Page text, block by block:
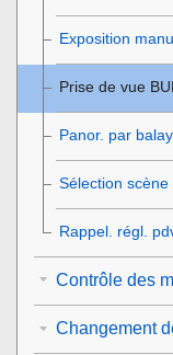
Exposition
Prise de vue
Panor. par
Sélection scène
Rappel. régl.
Contrôle des
Changement